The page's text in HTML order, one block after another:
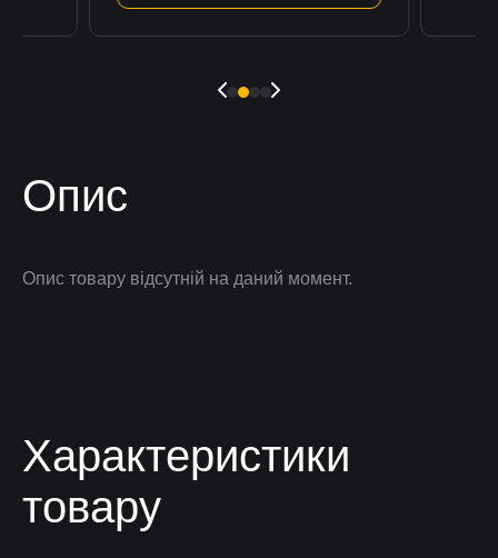
Опис
Опис товару відсутній на даний момент.
Характеристики
товару